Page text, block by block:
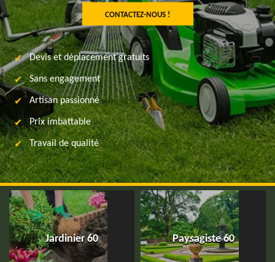
CONTACTEZ-NOUS !
Devis et déplacement gratuits
Sans engagement
Artisan passionné
Prix imbattable
Travail de qualité
Jardinier 60 Paysagiste 60